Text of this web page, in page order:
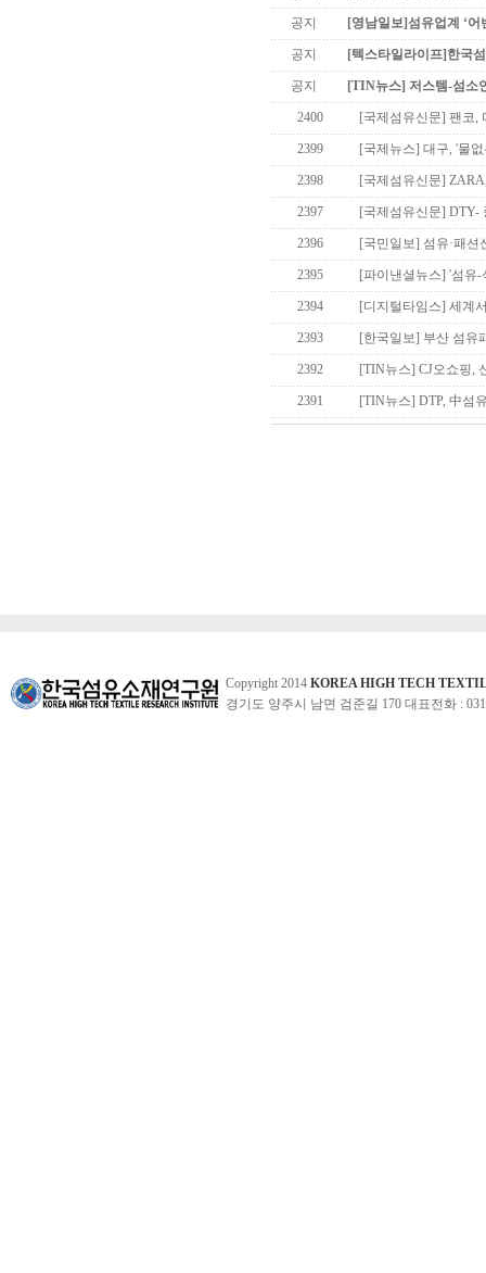
공지 [영남일보]섬유업계 ‘
공지 [텍스타일라이프]한국
공지 [TIN뉴스] 저스템-섬소
2400 [국제섬유신문] 팬코,
2399 [국제뉴스] 대구, '물
2398 [국제섬유신문]
2397 [국제섬유신문] DTY-
2396 [국민일보] 섬유·패
2395 [파이낸셜뉴스] '섬유
2394 [디지털타임스] 세계
2393 [한국일보] 부산 섬유
2392 [TIN뉴스] CJ오쇼핑,
2391 [TIN뉴스] DTP, 中섬
Copyright 2014 KOREA HIGH TECH
경기도 양주시 남면 검준길 170 대표전화 :